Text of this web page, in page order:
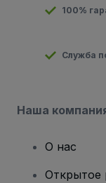
100%
Служба
Наша
О нас
Открытое